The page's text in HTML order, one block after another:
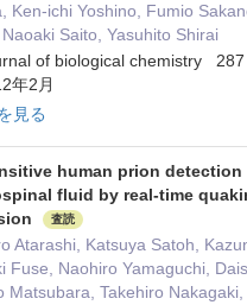
Ken-ichi Yoshino, Fumio
Saito, Yasuhito Shirai
of biological chemistry
年2月
見る
human prion detection
fluid by real-time
査読
Atarashi, Katsuya Satoh,
Fuse, Naohiro Yamaguchi,
Matsubara, Takehiro Nakagaki,